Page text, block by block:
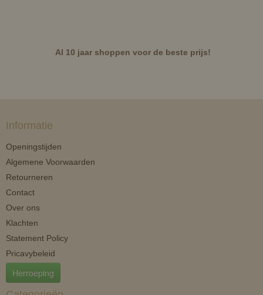
Al 10 jaar shoppen voor de beste prijs!
Informatie
Openingstijden
Algemene Voorwaarden
Retourneren
Contact
Over ons
Klachten
Statement Policy
Pricavybeleid
Herroeping